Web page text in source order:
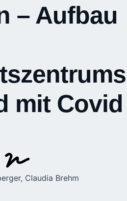
– Aufbau
mit Covid
Claudia Brehm